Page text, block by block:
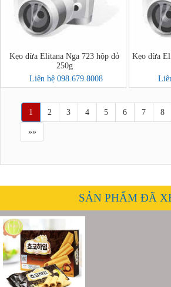
Kẹo dừa Elitana Nga 723 hộp đỏ
250g
Liên hệ 098.679.8008
Kẹo dừa
1 2 3 4 5 6 7 8
»»
SẢN PHẨM ĐÃ